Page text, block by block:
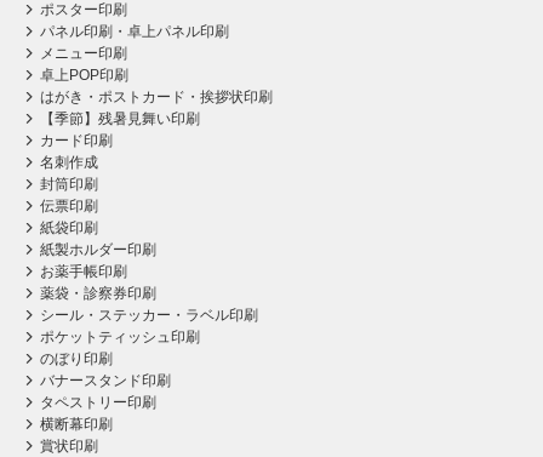
ポスター印刷
パネル印刷・卓上パネル印刷
メニュー印刷
卓上POP印刷
はがき・ポストカード・挨拶状印刷
【季節】残暑見舞い印刷
カード印刷
名刺作成
封筒印刷
伝票印刷
紙袋印刷
紙製ホルダー印刷
お薬手帳印刷
薬袋・診察券印刷
シール・ステッカー・ラベル印刷
ポケットティッシュ印刷
のぼり印刷
バナースタンド印刷
タペストリー印刷
横断幕印刷
賞状印刷